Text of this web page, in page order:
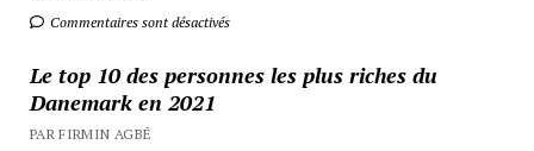
Commentaires sont désactivés
Le top 10 des personnes les plus riches du
Danemark en 2021
PAR FIRMIN AGBÉ